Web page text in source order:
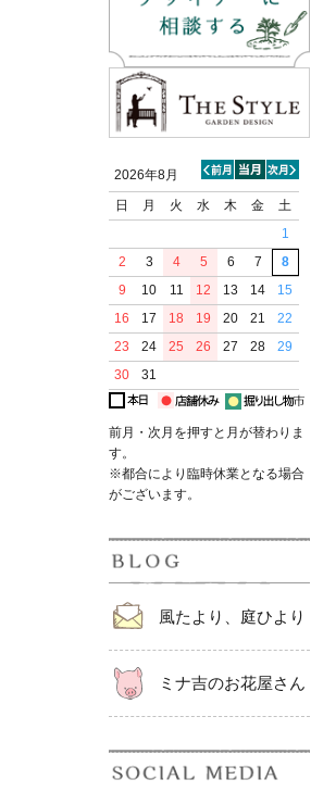
2026年8月
日
月 火 水 木 金
土
1
2
3 4 5 6 7
8
9
10 11 12 13 14
15
16
17 18 19 20 21
22
23
24 25 26 27 28
29
30
31
前月・次月を押すと月が替わりま
す。
※都合により臨時休業となる場合
がございます。
風たより、庭ひより
ミナ吉のお花屋さん